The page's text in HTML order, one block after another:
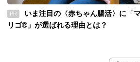
PR
いま注目の〈赤ちゃん腸活〉に「
リゴ®」が選ばれる理由とは？